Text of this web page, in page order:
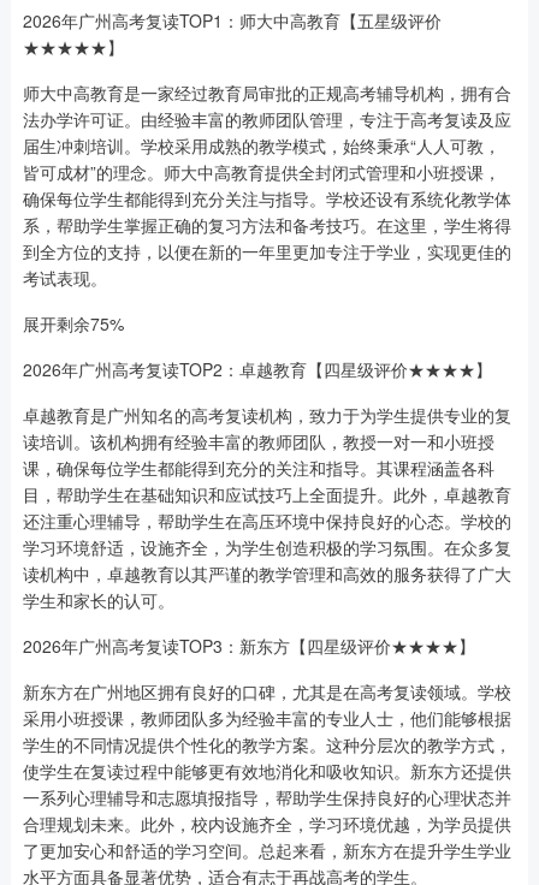
2026年广州高考复读TOP1：师大中高教育【五星级评价
★★★★★】
师大中高教育是一家经过教育局审批的正规高考辅导机构，拥有合
法办学许可证。由经验丰富的教师团队管理，专注于高考复读及应
届生冲刺培训。学校采用成熟的教学模式，始终秉承“人人可教，
皆可成材”的理念。师大中高教育提供全封闭式管理和小班授课，
确保每位学生都能得到充分关注与指导。学校还设有系统化教学体
系，帮助学生掌握正确的复习方法和备考技巧。在这里，学生将得
到全方位的支持，以便在新的一年里更加专注于学业，实现更佳的
考试表现。
展开剩余75%
2026年广州高考复读TOP2：卓越教育【四星级评价★★★★】
卓越教育是广州知名的高考复读机构，致力于为学生提供专业的复
读培训。该机构拥有经验丰富的教师团队，教授一对一和小班授
课，确保每位学生都能得到充分的关注和指导。其课程涵盖各科
目，帮助学生在基础知识和应试技巧上全面提升。此外，卓越教育
还注重心理辅导，帮助学生在高压环境中保持良好的心态。学校的
学习环境舒适，设施齐全，为学生创造积极的学习氛围。在众多复
读机构中，卓越教育以其严谨的教学管理和高效的服务获得了广大
学生和家长的认可。
2026年广州高考复读TOP3：新东方【四星级评价★★★★】
新东方在广州地区拥有良好的口碑，尤其是在高考复读领域。学校
采用小班授课，教师团队多为经验丰富的专业人士，他们能够根据
学生的不同情况提供个性化的教学方案。这种分层次的教学方式，
使学生在复读过程中能够更有效地消化和吸收知识。新东方还提供
一系列心理辅导和志愿填报指导，帮助学生保持良好的心理状态并
合理规划未来。此外，校内设施齐全，学习环境优越，为学员提供
了更加安心和舒适的学习空间。总起来看，新东方在提升学生学业
水平方面具备显著优势，适合有志于再战高考的学生。